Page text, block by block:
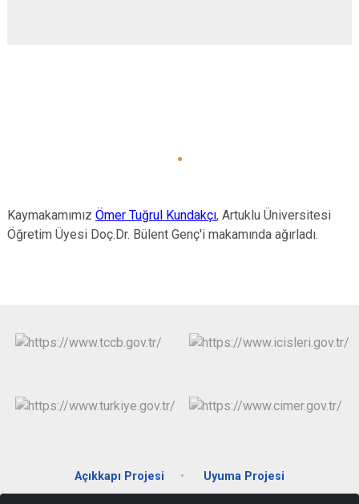
Kaymakamımız Ömer Tuğrul Kundakçı, Artuklu Üniversitesi
Öğretim Üyesi Doç.Dr. Bülent Genç'i makamında ağırladı.
Açıkkapı Projesi Uyuma Projesi